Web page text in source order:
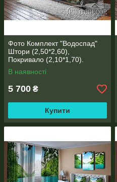
Фото Комплект "Водоспад"
Штори (2,50*2,60),
Покривало (2,10*1,70).
Читаємо опис!
В наявності
5 700 ₴
Купити